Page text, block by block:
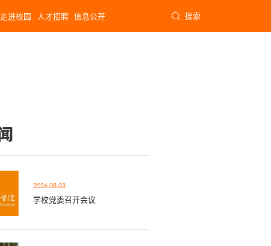
走进校园 人才招聘 信息公开 搜索
2026.08.03
学校党委召开会议